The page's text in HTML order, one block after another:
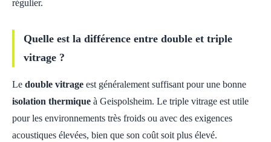
régulier.
Quelle est la différence entre double et triple
vitrage ?
Le double vitrage est généralement suffisant pour une bonne
isolation thermique à Geispolsheim. Le triple vitrage est utile
pour les environnements très froids ou avec des exigences
acoustiques élevées, bien que son coût soit plus élevé.